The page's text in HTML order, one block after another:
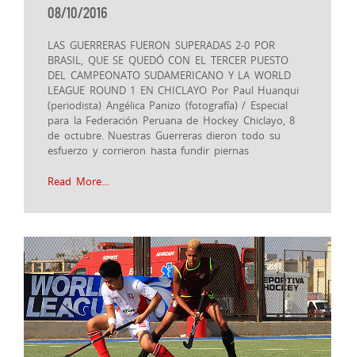
08/10/2016
LAS GUERRERAS FUERON SUPERADAS 2-0 POR
BRASIL, QUE SE QUEDÓ CON EL TERCER PUESTO
DEL CAMPEONATO SUDAMERICANO Y LA WORLD
LEAGUE ROUND 1 EN CHICLAYO Por Paul Huanqui
(periodista) Angélica Panizo (fotografía) / Especial
para la Federación Peruana de Hockey Chiclayo, 8
de octubre. Nuestras Guerreras dieron todo su
esfuerzo y corrieron hasta fundir piernas
Read More…